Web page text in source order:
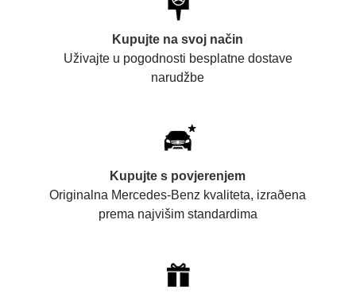
Kupujte na svoj način
Uživajte u pogodnosti besplatne dostave
narudžbe
Kupujte s povjerenjem
Originalna Mercedes-Benz kvaliteta, izraðena
prema najvišim standardima